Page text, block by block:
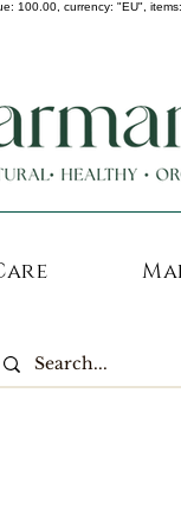
100.00, currency: "EU",